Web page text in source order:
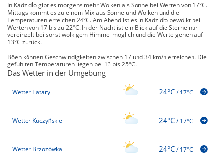
In Kadzidło gibt es morgens mehr Wolken als Sonne bei Werten von 17°C.
Mittags kommt es zu einem Mix aus Sonne und Wolken und die
Temperaturen erreichen 24°C. Am Abend ist es in Kadzidło bewölkt bei
Werten von 17 bis zu 22°C. In der Nacht ist ein Blick auf die Sterne nur
vereinzelt bei sonst wolkigem Himmel möglich und die Werte gehen auf
13°C zurück.
Böen können Geschwindigkeiten zwischen 17 und 34 km/h erreichen. Die
gefühlten Temperaturen liegen bei 13 bis 25°C.
Das Wetter in der Umgebung
Wetter Tatary 24°C/17°C
Wetter Kuczyńskie 24°C/17°C
Wetter Brzozówka 24°C/17°C